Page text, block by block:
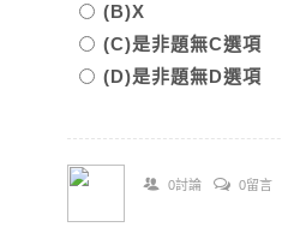
(B)X
(C)是非題無C選項
(D)是非題無D選項
0討論 0留言